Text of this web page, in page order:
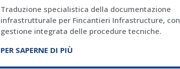
Traduzione specialistica della documentazione
infrastrutturale per Fincantieri Infrastructure, con
gestione integrata delle procedure tecniche.
PER SAPERNE DI PIÙ